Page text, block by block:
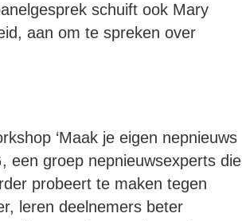
schuift ook Mary
aan om te spreken over
‘Maak je eigen nepnieuws
een groep nepnieuwsexperts die
probeert te maken tegen
leren deelnemers beter